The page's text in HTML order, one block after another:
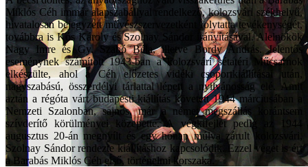
Miklós Céh immár alapszabállyal rendelkező, kolozsvári székhelyű,
hivatalosan bejegyzett művészszervezetként folytatta tevékenységét,
továbbra is Kós Károly és Szolnay Sándor irányításával. Alelnökök
Nagy Imre és Gy. Szabó Béla, illetve Bordy András. Jelentős
eseménynek számított 1943-ban a kolozsvári sétatéri Műcsarnok
elkészülte, ahol a Céh előzetes vidéki csoportkiállításai után,
nagyszabású, összerdélyi tárlattal lépett a nyilvánosság elé. Amit
aztán a régóta várt budapesti kiállítás követett 1944 márciusában a
Nemzeti Szalonban, sajnos, már a német megszállás korántsem
szívderítő körülményei közepette. A végkifejlet pedig az 1944
augusztus 20-án megnyílt és egy hónap múlva zárult kolozsvári,
Szolnay Sándor rendezte kiállításhoz kapcsolódik. Ezzel véget is ért
a Barabás Miklós Céh első, történelmi korszaka.